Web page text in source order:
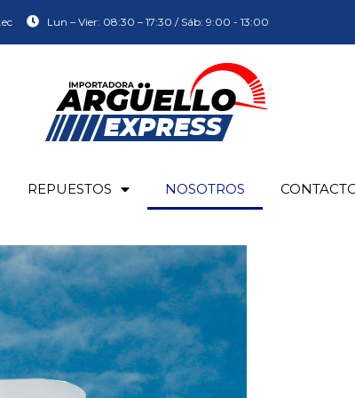
Lun – Vier: 08:30 – 17:30 / Sáb: 9:00 - 13:00
REPUESTOS NOSOTROS